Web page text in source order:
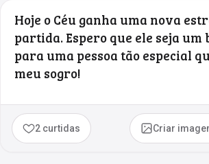
Hoje o Céu ganha uma nova
partida. Espero que ele seja um
para uma pessoa tão especial
meu sogro!
2 curtidas Criar